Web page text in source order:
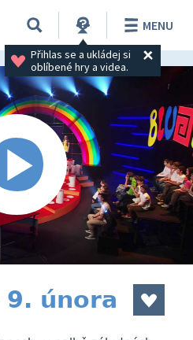
Přihlas se a ukládej si
oblíbené hry a videa.
MENU
února